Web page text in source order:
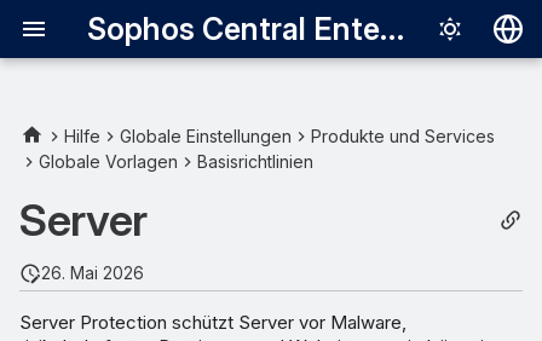
Sophos Central Enterprise
English
Hilfe Globale Einstellungen
Produkte und Services
Globale Vorlagen
Basisrichtlinien
Server
26. Mai 2026
Server Protection schützt Server vor Malware,